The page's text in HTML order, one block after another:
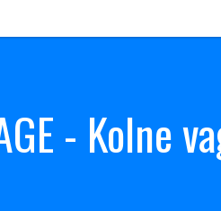
- Kolne